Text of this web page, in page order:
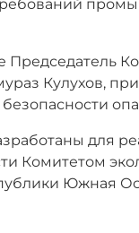
Председатель
Кулухов,
для
Комитетом
Южная